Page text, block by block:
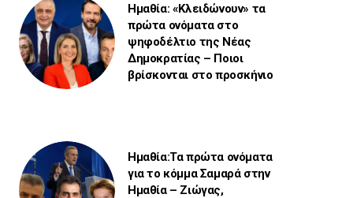
Ημαθία: «Κλειδώνουν» τα
πρώτα ονόματα στο
ψηφοδέλτιο της Νέας
Δημοκρατίας – Ποιοι
βρίσκονται στο προσκήνιο
Ημαθία:Τα πρώτα ονόματα
για το κόμμα Σαμαρά στην
Ημαθία – Ζιώγας,